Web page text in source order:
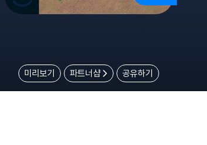
미리보기 파트너샵 공유하기